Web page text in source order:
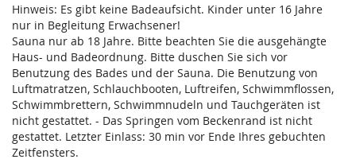
Hinweis: Es gibt keine Badeaufsicht. Kinder unter 16 Jahre
nur in Begleitung Erwachsener!
Sauna nur ab 18 Jahre. Bitte beachten Sie die ausgehängte
Haus- und Badeordnung. Bitte duschen Sie sich vor
Benutzung des Bades und der Sauna. Die Benutzung von
Luftmatratzen, Schlauchbooten, Luftreifen, Schwimmflossen,
Schwimmbrettern, Schwimmnudeln und Tauchgeräten ist
nicht gestattet. - Das Springen vom Beckenrand ist nicht
gestattet. Letzter Einlass: 30 min vor Ende Ihres gebuchten
Zeitfensters.